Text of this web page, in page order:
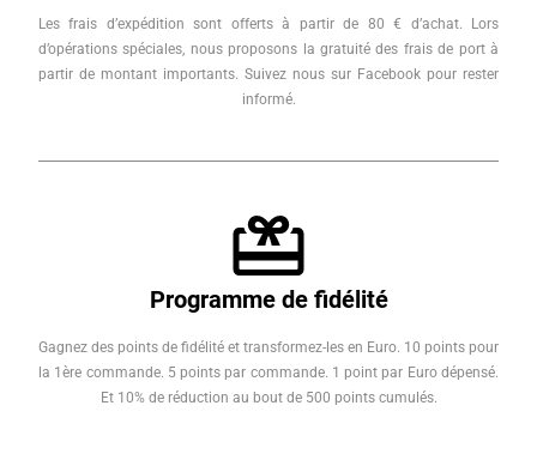
Les frais d’expédition sont offerts à partir de 80 € d’achat. Lors
d’opérations spéciales, nous proposons la gratuité des frais de port à
partir de montant importants. Suivez nous sur Facebook pour rester
informé.
Programme de fidélité
Gagnez des points de fidélité et transformez-les en Euro. 10 points pour
la 1ère commande. 5 points par commande. 1 point par Euro dépensé.
Et 10% de réduction au bout de 500 points cumulés.